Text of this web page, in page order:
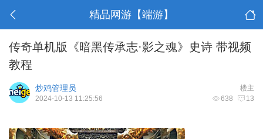
精品网游【端游】
传奇单机版《暗黑传承志·影之魂》史诗 带视频
教程
楼主
炒鸡管理员
638 13
2024-10-13 11:25:56